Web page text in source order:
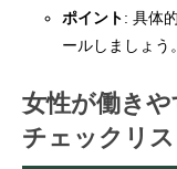
ポイント: 具体
ールしましょう。
女性が働き
チェックリス